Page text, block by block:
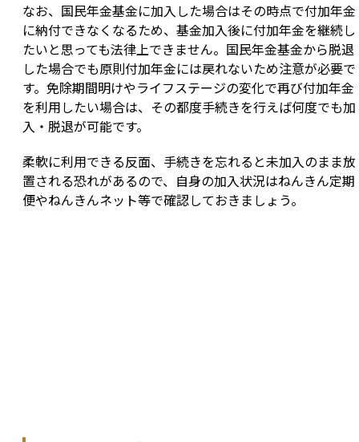
なお、国民年金基金に加入した場合はその時点で付加年金
に納付できなくなるため、基金加入後に付加年金を継続し
たいと思っても法律上できません。国民年金基金から脱退
した場合でも原則付加年金には戻れないため注意が必要で
す。免除期間明けやライフステージの変化で再び付加年金
を利用したい場合は、その都度手続きを行えば何度でも加
入・脱退が可能です。
柔軟に利用できる反面、手続きを忘れると未加入のまま放
置される恐れがあるので、自身の加入状況はねんきん定期
便やねんきんネット等で確認しておきましょう。